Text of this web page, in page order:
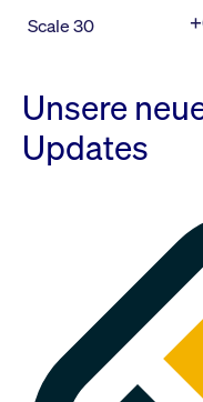
Scale 30
Unsere
Updates